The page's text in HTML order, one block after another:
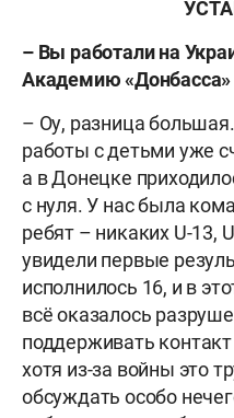
– Вы работали на
Академию «Донбасса»
– Оу, разница
работы с детьми уже
а в Донецке
с нуля. У нас была
ребят – никаких U-13,
увидели первые
исполнилось 16, и в
всё оказалось
поддерживать
хотя из-за войны это
обсуждать особо